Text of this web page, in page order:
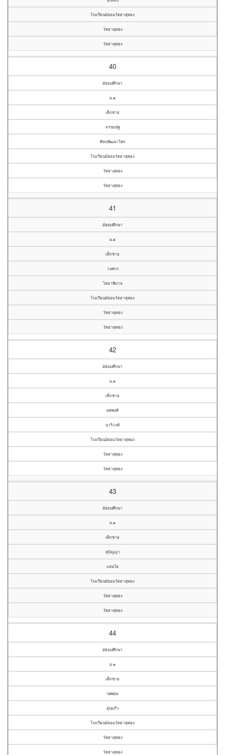
โรงเรียนมัธยมวัดธาตุทอง
วัดธาตุทอง
วัดธาตุทอง
40
มัธยมศึกษา
ม.๑
เด็กชาย
จรรยณัฐ
ศิลปพัฒนาไพร
โรงเรียนมัธยมวัดธาตุทอง
วัดธาตุทอง
วัดธาตุทอง
41
มัธยมศึกษา
ม.๑
เด็กชาย
วงศกร
ไสยาพิบาล
โรงเรียนมัธยมวัดธาตุทอง
วัดธาตุทอง
วัดธาตุทอง
42
มัธยมศึกษา
ม.๑
เด็กชาย
ยศพงศ์
นาริวงค์
โรงเรียนมัธยมวัดธาตุทอง
วัดธาตุทอง
วัดธาตุทอง
43
มัธยมศึกษา
ม.๑
เด็กชาย
สุปัญญา
แจ่มใส
โรงเรียนมัธยมวัดธาตุทอง
วัดธาตุทอง
วัดธาตุทอง
44
มัธยมศึกษา
ม.๑
เด็กชาย
นพคุณ
อุ่นแก้ว
โรงเรียนมัธยมวัดธาตุทอง
วัดธาตุทอง
วัดธาตุทอง